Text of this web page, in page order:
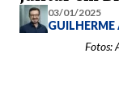
03/01/2025
Fotos: